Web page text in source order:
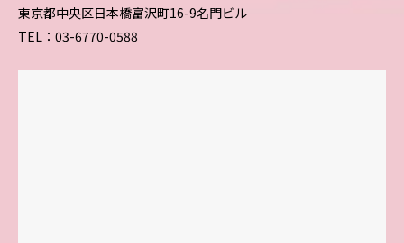
東京都中央区日本橋富沢町16-9名門ビル
TEL：03-6770-0588